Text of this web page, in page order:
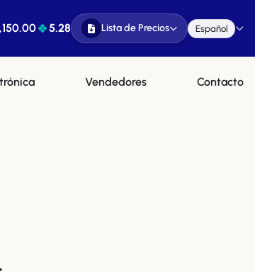
5.28 Lista de Precios Español
Vendedores Contacto